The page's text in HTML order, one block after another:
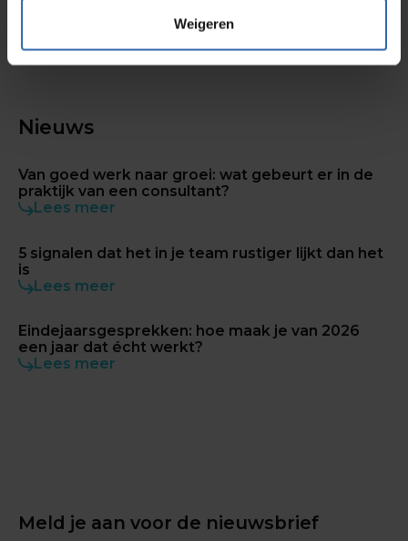
Weigeren
waar die behoeften botsen of elkaar versterken
Daar begint echte samenwerking.
Nieuws
Van goed werk naar groei: wat gebeurt er in de
praktijk van een consultant?
Lees meer
5 signalen dat het in je team rustiger lijkt dan het
is
Lees meer
Eindejaarsgesprekken: hoe maak je van 2026
een jaar dat écht werkt?
Lees meer
Meld je aan voor de nieuwsbrief